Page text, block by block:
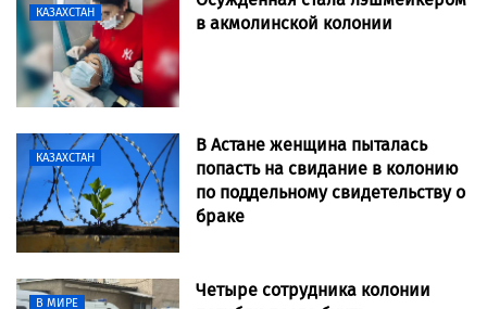
КАЗАХСТАН
в акмолинской колонии
КАЗАХСТАН
В Астане женщина пыталась
попасть на свидание в колонию
по поддельному свидетельству о
браке
В МИРЕ
Четыре сотрудника колонии